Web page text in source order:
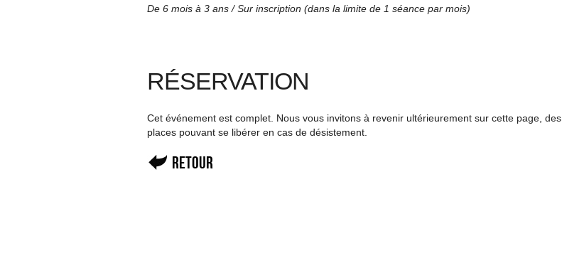
De 6 mois à 3 ans / Sur inscription (dans la limite de 1 séance par mois)
RÉSERVATION
Cet événement est complet. Nous vous invitons à revenir ultérieurement sur cette page, des
places pouvant se libérer en cas de désistement.
Retour